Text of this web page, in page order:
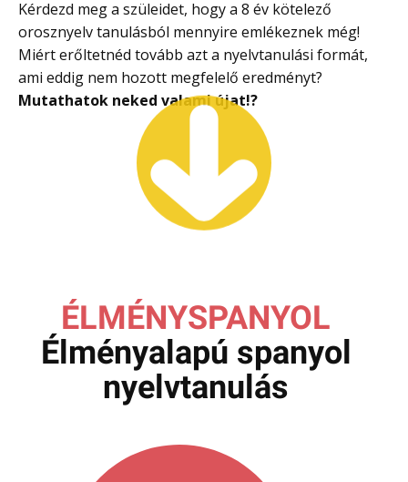
Kérdezd meg a szüleidet, hogy a 8 év kötelező
orosznyelv tanulásból mennyire emlékeznek még!
Miért erőltetnéd tovább azt a nyelvtanulási formát,
ami eddig nem hozott megfelelő eredményt?
Mutathatok neked valami újat!?
ÉLMÉNYSPANYOL
Élményalapú spanyol
nyelvtanulás